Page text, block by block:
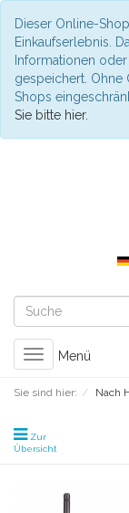
Dieser Online-
Einkaufserlebnis.
Informationen
gespeichert. Ohne
Shops
Sie bitte hier.
Toggle
navigation
Menü
Sie sind hier: Nach
Zur
Übersicht